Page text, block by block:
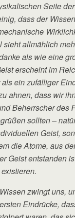
Seite
dass der
sieht allmählich
als wie eine
erscheint im
als ein zufälliger
ahnen, dass wir
Beherrscher des
sollten –
Geist,
die Atome, aus
Geist entstanden
zwingt uns,
Eindrücke,